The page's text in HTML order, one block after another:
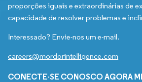
proporções iguais e extraordinárias de
capacidade de resolver problemas e
Interessado? Envie-nos um e-mail.
careers@mordorintelligence.com
CONECTE-SE CONOSCO AGORA